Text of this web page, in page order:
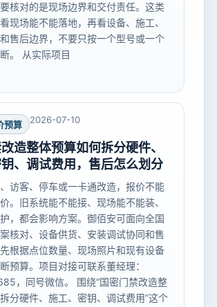
核对的是现场边界和交付责任。这类
现场能不能落地，再看设备、施工、
售后边界，不要只按一个型号或一个
。 从实际项目
预算 2026-07-10
造整体预算如何拆分硬件、
、调试费用，售后怎么划分
访客、停车或一卡通改造，报价不能
。旧系统能不能接、现场能不能装、
，都会影响方案。御佰安可面向全国
核对、设备供货、安装调试协同和售
根据点位数量、现场照片和现有设备
预算。项目对接可联系董经理：
，同号微信。 围绕“国密门禁改造整
分硬件、施工、密钥、调试费用”这个